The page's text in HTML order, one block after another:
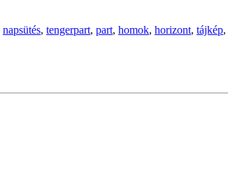
napsütés, tengerpart, part, homok, horizont, tájkép,